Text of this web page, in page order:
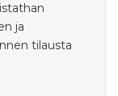
ja
tilausta